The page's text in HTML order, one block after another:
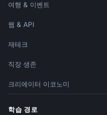
여행 & 이벤트
웹 & API
재테크
직장 생존
크리에이터 이코노미
학습 경로